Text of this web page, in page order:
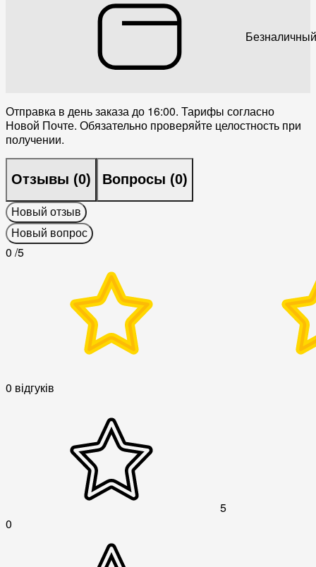
Отправка в день заказа до 16:00. Тарифы согласно
Новой Почте. Обязательно проверяйте целостность при
получении.
Отзывы (0) Вопросы (0)
Новый отзыв
Новый вопрос
0 /5
0 відгуків
5
0